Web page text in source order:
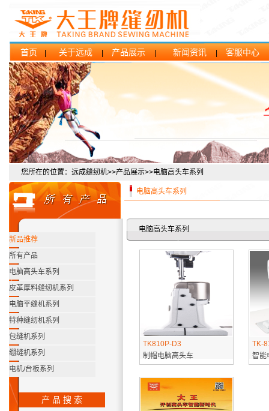
首页 关于远成 产品展示| 新闻资讯 客服中心
您所在的位置：远成缝纫机>>产品展示>>电脑高头车系列
新品推荐
所有产品
电脑高头车系列
皮革厚料缝纫机系列
电脑平缝机系列
特种缝纫机系列
包缝机系列
绷缝机系列
电机/台板系列
产 品 搜 索
电脑高头车系列
电脑高头车系列
TK810P-D3
制帽电脑高头车
TK-
智能